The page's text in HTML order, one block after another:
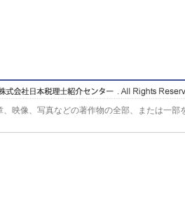
、映像、写真などの著作物の全部、または一